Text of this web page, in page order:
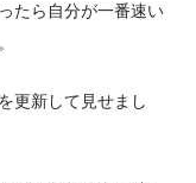
たら自分が一番速い
更新して見せまし